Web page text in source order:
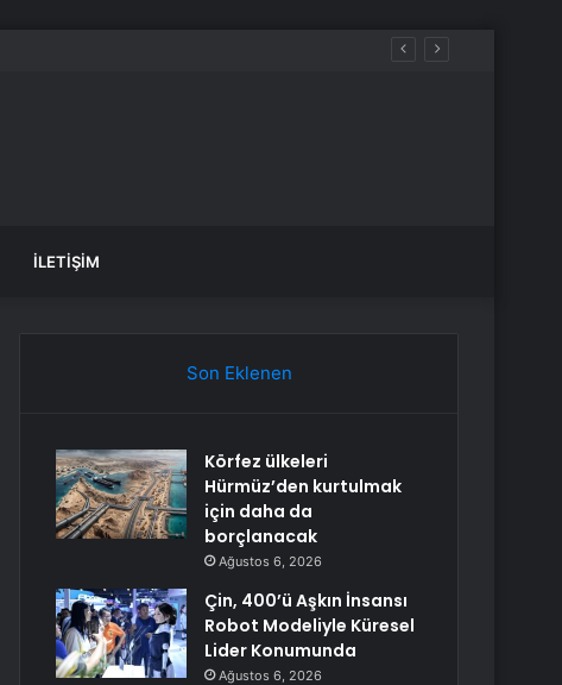
İLETIŞIM
Son Eklenen
Körfez ülkeleri
Hürmüz’den kurtulmak
için daha da
borçlanacak
Ağustos 6, 2026
Çin, 400’ü Aşkın İnsansı
Robot Modeliyle Küresel
Lider Konumunda
Ağustos 6, 2026